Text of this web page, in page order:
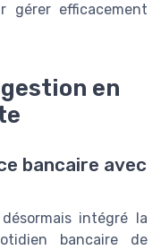
gérer efficacement
en
bancaire avec
intégré la
bancaire de